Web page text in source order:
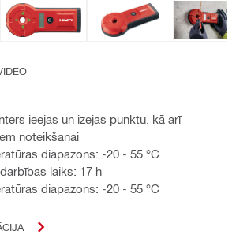
ieejas un izejas punktu, kā arī
noteikšanai
diapazons: -20 - 55 °C
laiks: 17 h
diapazons: -20 - 55 °C